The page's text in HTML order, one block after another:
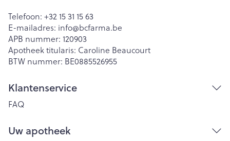
Telefoon: +32 15 31 15 63
E-mailadres: info@bcfarma.be
APB nummer: 120903
Apotheek titularis: Caroline Beaucourt
BTW nummer: BE0885526955
Klantenservice
FAQ
Uw apotheek